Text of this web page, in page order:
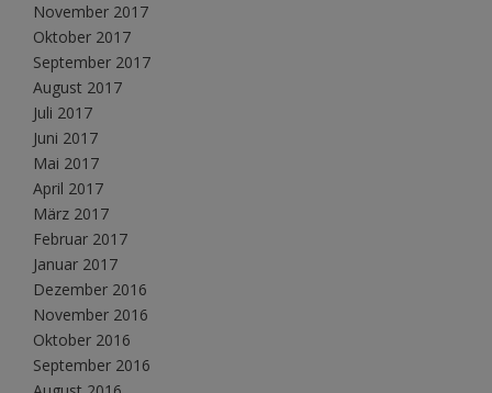
November 2017
Oktober 2017
September 2017
August 2017
Juli 2017
Juni 2017
Mai 2017
April 2017
März 2017
Februar 2017
Januar 2017
Dezember 2016
November 2016
Oktober 2016
September 2016